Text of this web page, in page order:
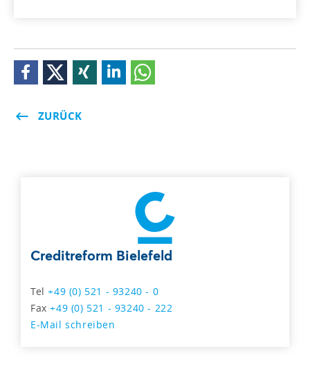
ZURÜCK
Creditreform Bielefeld
Tel+49 (0) 521 - 93240 - 0
Fax+49 (0) 521 - 93240 - 222
E-Mail schreiben